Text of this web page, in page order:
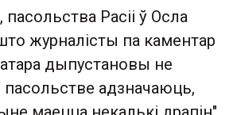
Расіі ў Осла
журналісты па каментар
дыпустановы не
пасольстве адзначаюць,